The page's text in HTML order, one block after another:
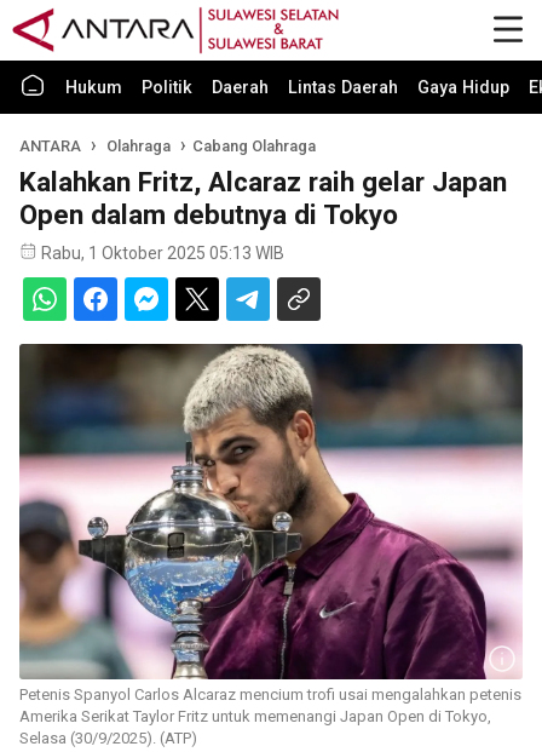
Hukum Politik Daerah Lintas Daerah Gaya Hidup
ANTARA Olahraga Cabang Olahraga
Kalahkan Fritz, Alcaraz raih gelar Japan
Open dalam debutnya di Tokyo
Rabu, 1 Oktober 2025 05:13 WIB
Petenis Spanyol Carlos Alcaraz mencium trofi usai mengalahkan petenis
Amerika Serikat Taylor Fritz untuk memenangi Japan Open di Tokyo,
Selasa (30/9/2025). (ATP)